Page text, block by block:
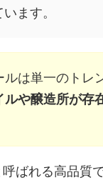
ます。
は単一のトレ
ルや醸造所が存
呼ばれる高品質